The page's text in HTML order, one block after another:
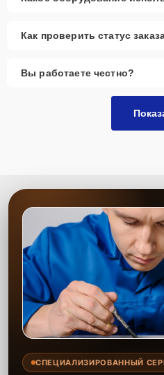
Как проверить статус
Вы работаете честно?
СПЕЦИАЛИЗИРОВАННЫЙ